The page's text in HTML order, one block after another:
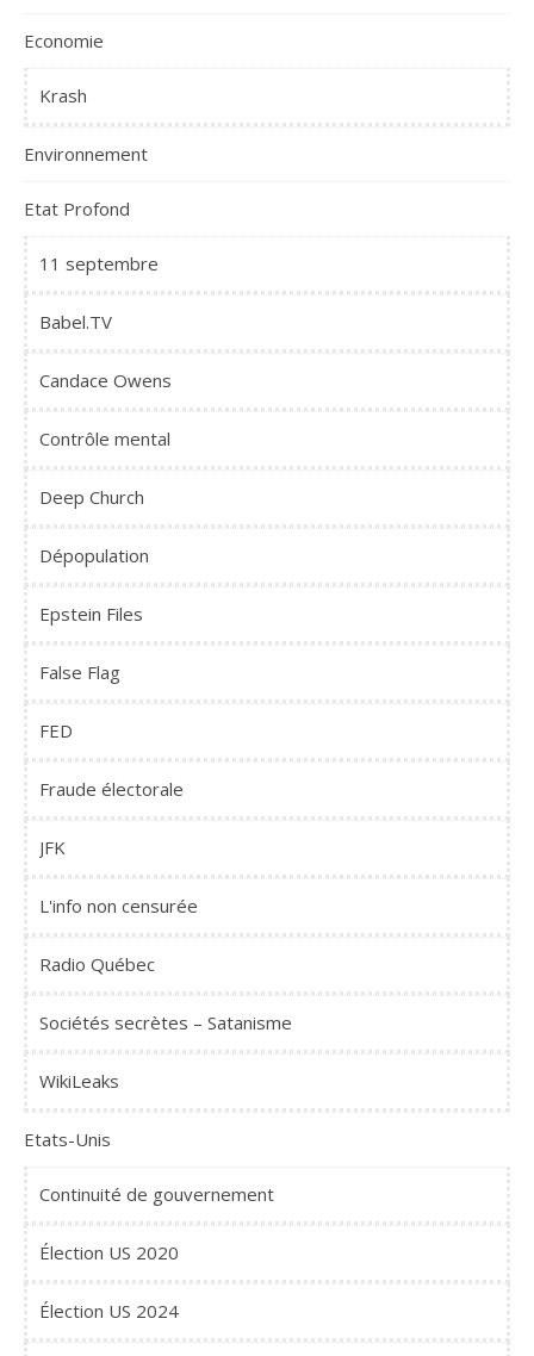
Economie
Krash
Environnement
Etat Profond
11 septembre
Babel.TV
Candace Owens
Contrôle mental
Deep Church
Dépopulation
Epstein Files
False Flag
FED
Fraude électorale
JFK
L'info non censurée
Radio Québec
Sociétés secrètes – Satanisme
WikiLeaks
Etats-Unis
Continuité de gouvernement
Élection US 2020
Élection US 2024